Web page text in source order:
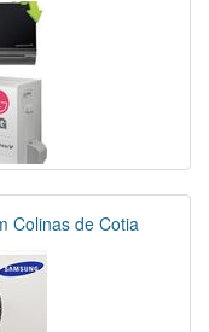
Colinas de Cotia